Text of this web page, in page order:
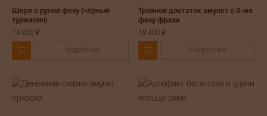
Шерл с руной феху (чёрный
турмалин)
14 800 ₽
Подробнее
Тройной достаток амулет с 3-мя
феху фрэхи
18 400 ₽
Подробнее